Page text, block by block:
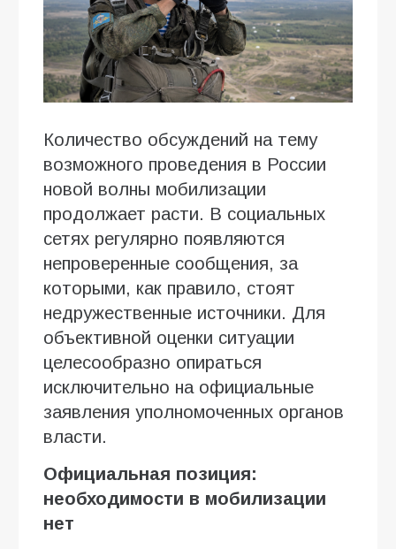
Количество обсуждений на тему
возможного проведения в России
новой волны мобилизации
продолжает расти. В социальных
сетях регулярно появляются
непроверенные сообщения, за
которыми, как правило, стоят
недружественные источники. Для
объективной оценки ситуации
целесообразно опираться
исключительно на официальные
заявления уполномоченных органов
власти.
Официальная позиция:
необходимости в мобилизации
нет